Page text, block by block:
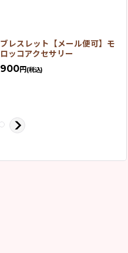
ブレスレット【メール便可】モ
ロッコアクセサリー
900円 (税込)